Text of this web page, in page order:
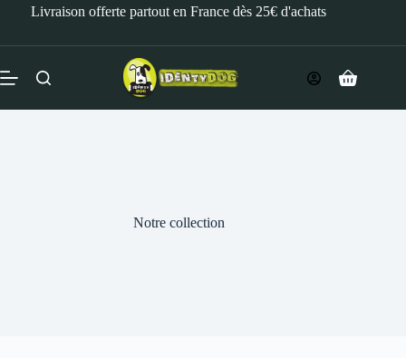
Livraison offerte partout en France dès 25€ d'achats
Notre collection